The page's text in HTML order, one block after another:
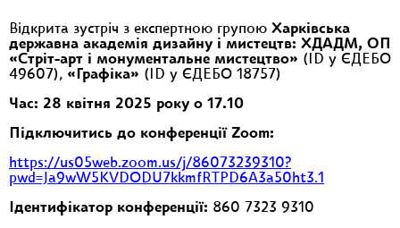
Відкрита зустріч з експертною групою Харківська
державна академія дизайну і мистецтв: ХДАДМ, ОП
«Стріт-арт і монументальне мистецтво» (ID у ЄДЕБО
49607), «Графіка» (ID у ЄДЕБО 18757)
Час: 28 квітня 2025 року о 17.10
Підключитись до конференції Zoom:
https://us05web.zoom.us/j/86073239310?
pwd=Ja9wW5KVDODU7kkmfRTPD6A3a50ht3.1
Ідентифікатор конференції: 860 7323 9310